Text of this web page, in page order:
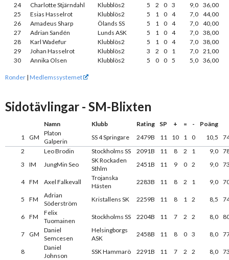
24
Charlotte Stjärndahl Klubblös2 5 2 0 3 9,0 36,00
25
Esias Hasselrot Klubblös2 5 1 0 4 7,0 44,00
26
Amadeus Sharp Ölands SS 5 1 0 4 7,0 40,00
27
Adrian Sandén Lunds ASK 5 1 0 4 7,0 38,00
28
Karl Wadefur Klubblös2 5 1 0 4 7,0 38,00
29
Johan Hasselrot Klubblös2 3 2 0 1 7,0 21,00
30
Annika Olsen Klubblös2 5 0 0 5 5,0 36,00
Ronder | Medlemssystemet
Sidotävlingar - SM-Blixten
Namn Klubb Rating SP + = -
Poäng
1
GM
Platon
Galperin
SS 4 Springare 2479B 11 10 1 0 10,5
2
Leo Brodin Stockholms SS 2091B 11 8 2 1 9,0
3
IM JungMin Seo
SK Rockaden
Sthlm
2451B 11 9 0 2 9,0
4 FM Axel Falkevall
Trojanska
Hästen
2283B 11 8 2 1 9,0
5 FM
Adrian
Söderström
Kristallens SK 2259B 11 8 1 2 8,5
6 FM
Felix
Tuomainen
Stockholms SS 2204B 11 7 2 2 8,0
7 GM
Daniel
Semcesen
Helsingborgs
ASK
2458B 11 8 0 3 8,0
8
Daniel
Johnson
SSK Hammarö 2291B 11 7 2 2 8,0